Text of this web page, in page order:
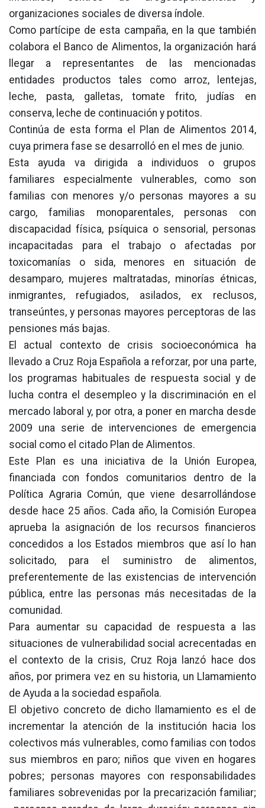
organizaciones sociales de diversa índole.
Como partícipe de esta campaña, en la que también
colabora el Banco de Alimentos, la organización hará
llegar a representantes de las mencionadas
entidades productos tales como arroz, lentejas,
leche, pasta, galletas, tomate frito, judías en
conserva, leche de continuación y potitos.
Continúa de esta forma el Plan de Alimentos 2014,
cuya primera fase se desarrolló en el mes de junio.
Esta ayuda va dirigida a individuos o grupos
familiares especialmente vulnerables, como son
familias con menores y/o personas mayores a su
cargo, familias monoparentales, personas con
discapacidad física, psíquica o sensorial, personas
incapacitadas para el trabajo o afectadas por
toxicomanías o sida, menores en situación de
desamparo, mujeres maltratadas, minorías étnicas,
inmigrantes, refugiados, asilados, ex reclusos,
transeúntes, y personas mayores perceptoras de las
pensiones más bajas.
El actual contexto de crisis socioeconómica ha
llevado a Cruz Roja Española a reforzar, por una parte,
los programas habituales de respuesta social y de
lucha contra el desempleo y la discriminación en el
mercado laboral y, por otra, a poner en marcha desde
2009 una serie de intervenciones de emergencia
social como el citado Plan de Alimentos.
Este Plan es una iniciativa de la Unión Europea,
financiada con fondos comunitarios dentro de la
Política Agraria Común, que viene desarrollándose
desde hace 25 años. Cada año, la Comisión Europea
aprueba la asignación de los recursos financieros
concedidos a los Estados miembros que así lo han
solicitado, para el suministro de alimentos,
preferentemente de las existencias de intervención
pública, entre las personas más necesitadas de la
comunidad.
Para aumentar su capacidad de respuesta a las
situaciones de vulnerabilidad social acrecentadas en
el contexto de la crisis, Cruz Roja lanzó hace dos
años, por primera vez en su historia, un Llamamiento
de Ayuda a la sociedad española.
El objetivo concreto de dicho llamamiento es el de
incrementar la atención de la institución hacia los
colectivos más vulnerables, como familias con todos
sus miembros en paro; niños que viven en hogares
pobres; personas mayores con responsabilidades
familiares sobrevenidas por la precarización familiar;